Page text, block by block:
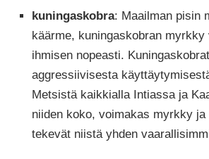
kuningaskobra: Maailman pisin
käärme, kuningaskobran myrkky
ihmisen nopeasti.
aggressiivisesta
Metsistä kaikkialla Intiassa ja
niiden koko, voimakas myrkky ja
tekevät niistä yhden